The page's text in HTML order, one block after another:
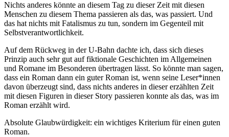
Nichts anderes könnte an diesem Tag zu dieser Zeit mit diesen
Menschen zu diesem Thema passieren als das, was passiert. Und
das hat nichts mit Fatalismus zu tun, sondern im Gegenteil mit
Selbstverantwortlichkeit.
Auf dem Rückweg in der U-Bahn dachte ich, dass sich dieses
Prinzip auch sehr gut auf fiktionale Geschichten im Allgemeinen
und Romane im Besonderen übertragen lässt. So könnte man sagen,
dass ein Roman dann ein guter Roman ist, wenn seine Leser*innen
davon überzeugt sind, dass nichts anderes in dieser erzählten Zeit
mit diesen Figuren in dieser Story passieren konnte als das, was im
Roman erzählt wird.
Absolute Glaubwürdigkeit: ein wichtiges Kriterium für einen guten
Roman.